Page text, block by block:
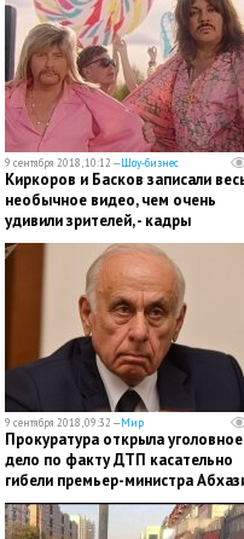
9 сентября 2018, 10:12 —Шоу-бизнес
​Киркоров и Басков записали
необычное видео, чем очень
удивили зрителей, - кадры
9 сентября 2018, 09:32 —Мир
Прокуратура открыла уголовное
дело по факту ДТП касательно
гибели премьер-министра